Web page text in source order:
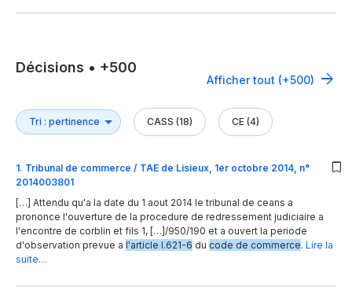
Décisions • +500
Afficher tout (+500)
CASS (18) CE (4)
1. Tribunal de commerce / TAE de Lisieux, 1er octobre 2014, n°
2014003801
[…] Attendu qu'a la date du 1 aout 2014 le tribunal de ceans a
prononce l'ouverture de la procedure de redressement judiciaire a
l'encontre de corblin et fils 1, […]/950/190 et a ouvert la periode
d'observation prevue a l'article l.621-6 du code de commerce. Lire la
suite…